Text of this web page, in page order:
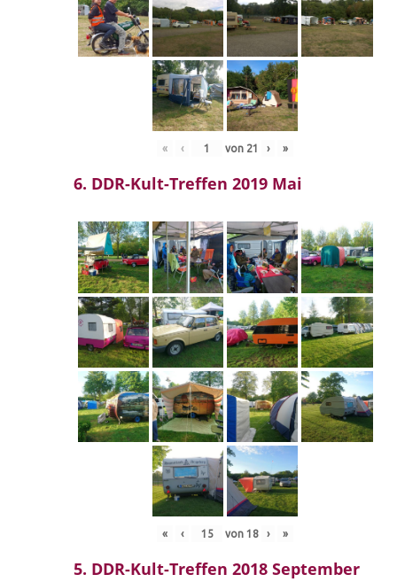
« ‹ von 21 › »
6. DDR-Kult-Treffen 2019 Mai
« ‹ von 18 › »
5. DDR-Kult-Treffen 2018 September